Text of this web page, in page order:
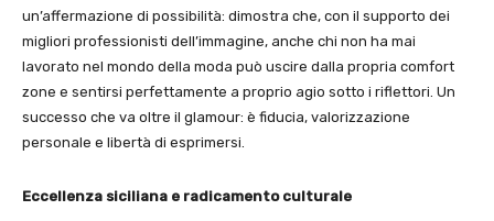
un’affermazione di possibilità: dimostra che, con il supporto dei
migliori professionisti dell’immagine, anche chi non ha mai
lavorato nel mondo della moda può uscire dalla propria comfort
zone e sentirsi perfettamente a proprio agio sotto i riflettori. Un
successo che va oltre il glamour: è fiducia, valorizzazione
personale e libertà di esprimersi.
Eccellenza siciliana e radicamento culturale